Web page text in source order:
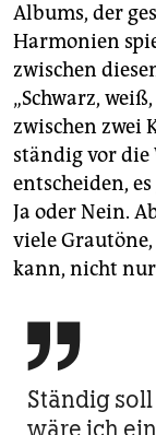
Albums, der
Harmonien
zwischen
„Schwarz,
zwischen zwei
ständig vor die
entscheiden,
Ja oder Nein.
viele
kann, nicht nur

Ständig
wäre ich